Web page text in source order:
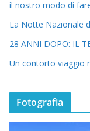
il nostro modo di
La Notte Nazionale
28 ANNI DOPO: IL
Un contorto viaggio
Fotografia